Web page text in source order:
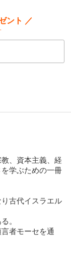
ント ／
、資本主義、経
学ぶための一冊
古代イスラエル
。
者モーセを通